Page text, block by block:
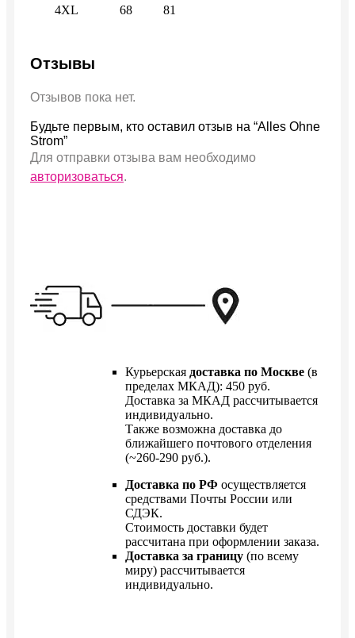
4XL
68 81
Отзывы
Отзывов пока нет.
Будьте первым, кто оставил отзыв на “Alles Ohne
Strom”
Для отправки отзыва вам необходимо
авторизоваться.
Курьерская доставка по Москве (в
пределах МКАД): 450 руб.
Доставка за МКАД рассчитывается
индивидуально.
Также возможна доставка до
ближайшего почтового отделения
(~260-290 руб.).
Доставка по РФ осуществляется
средствами Почты России или
СДЭК.
Стоимость доставки будет
рассчитана при оформлении заказа.
Доставка за границу (по всему
миру) рассчитывается
индивидуально.